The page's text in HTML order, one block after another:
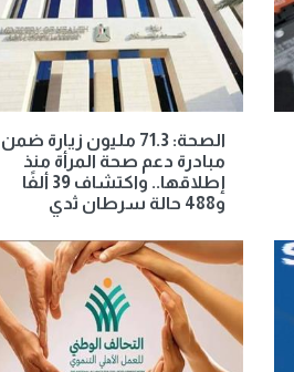
الصحة: 71.3 مليون زيارة ضمن
مبادرة دعم صحة المرأة منذ
إطلاقها.. واكتشاف 39 ألفًا
و488 حالة سرطان ثدي